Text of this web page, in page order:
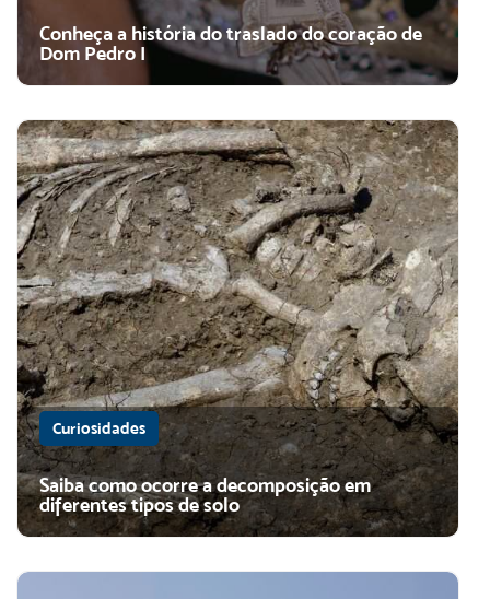
Conheça a história do traslado do coração de
Dom Pedro I
Curiosidades
Saiba como ocorre a decomposição em
diferentes tipos de solo